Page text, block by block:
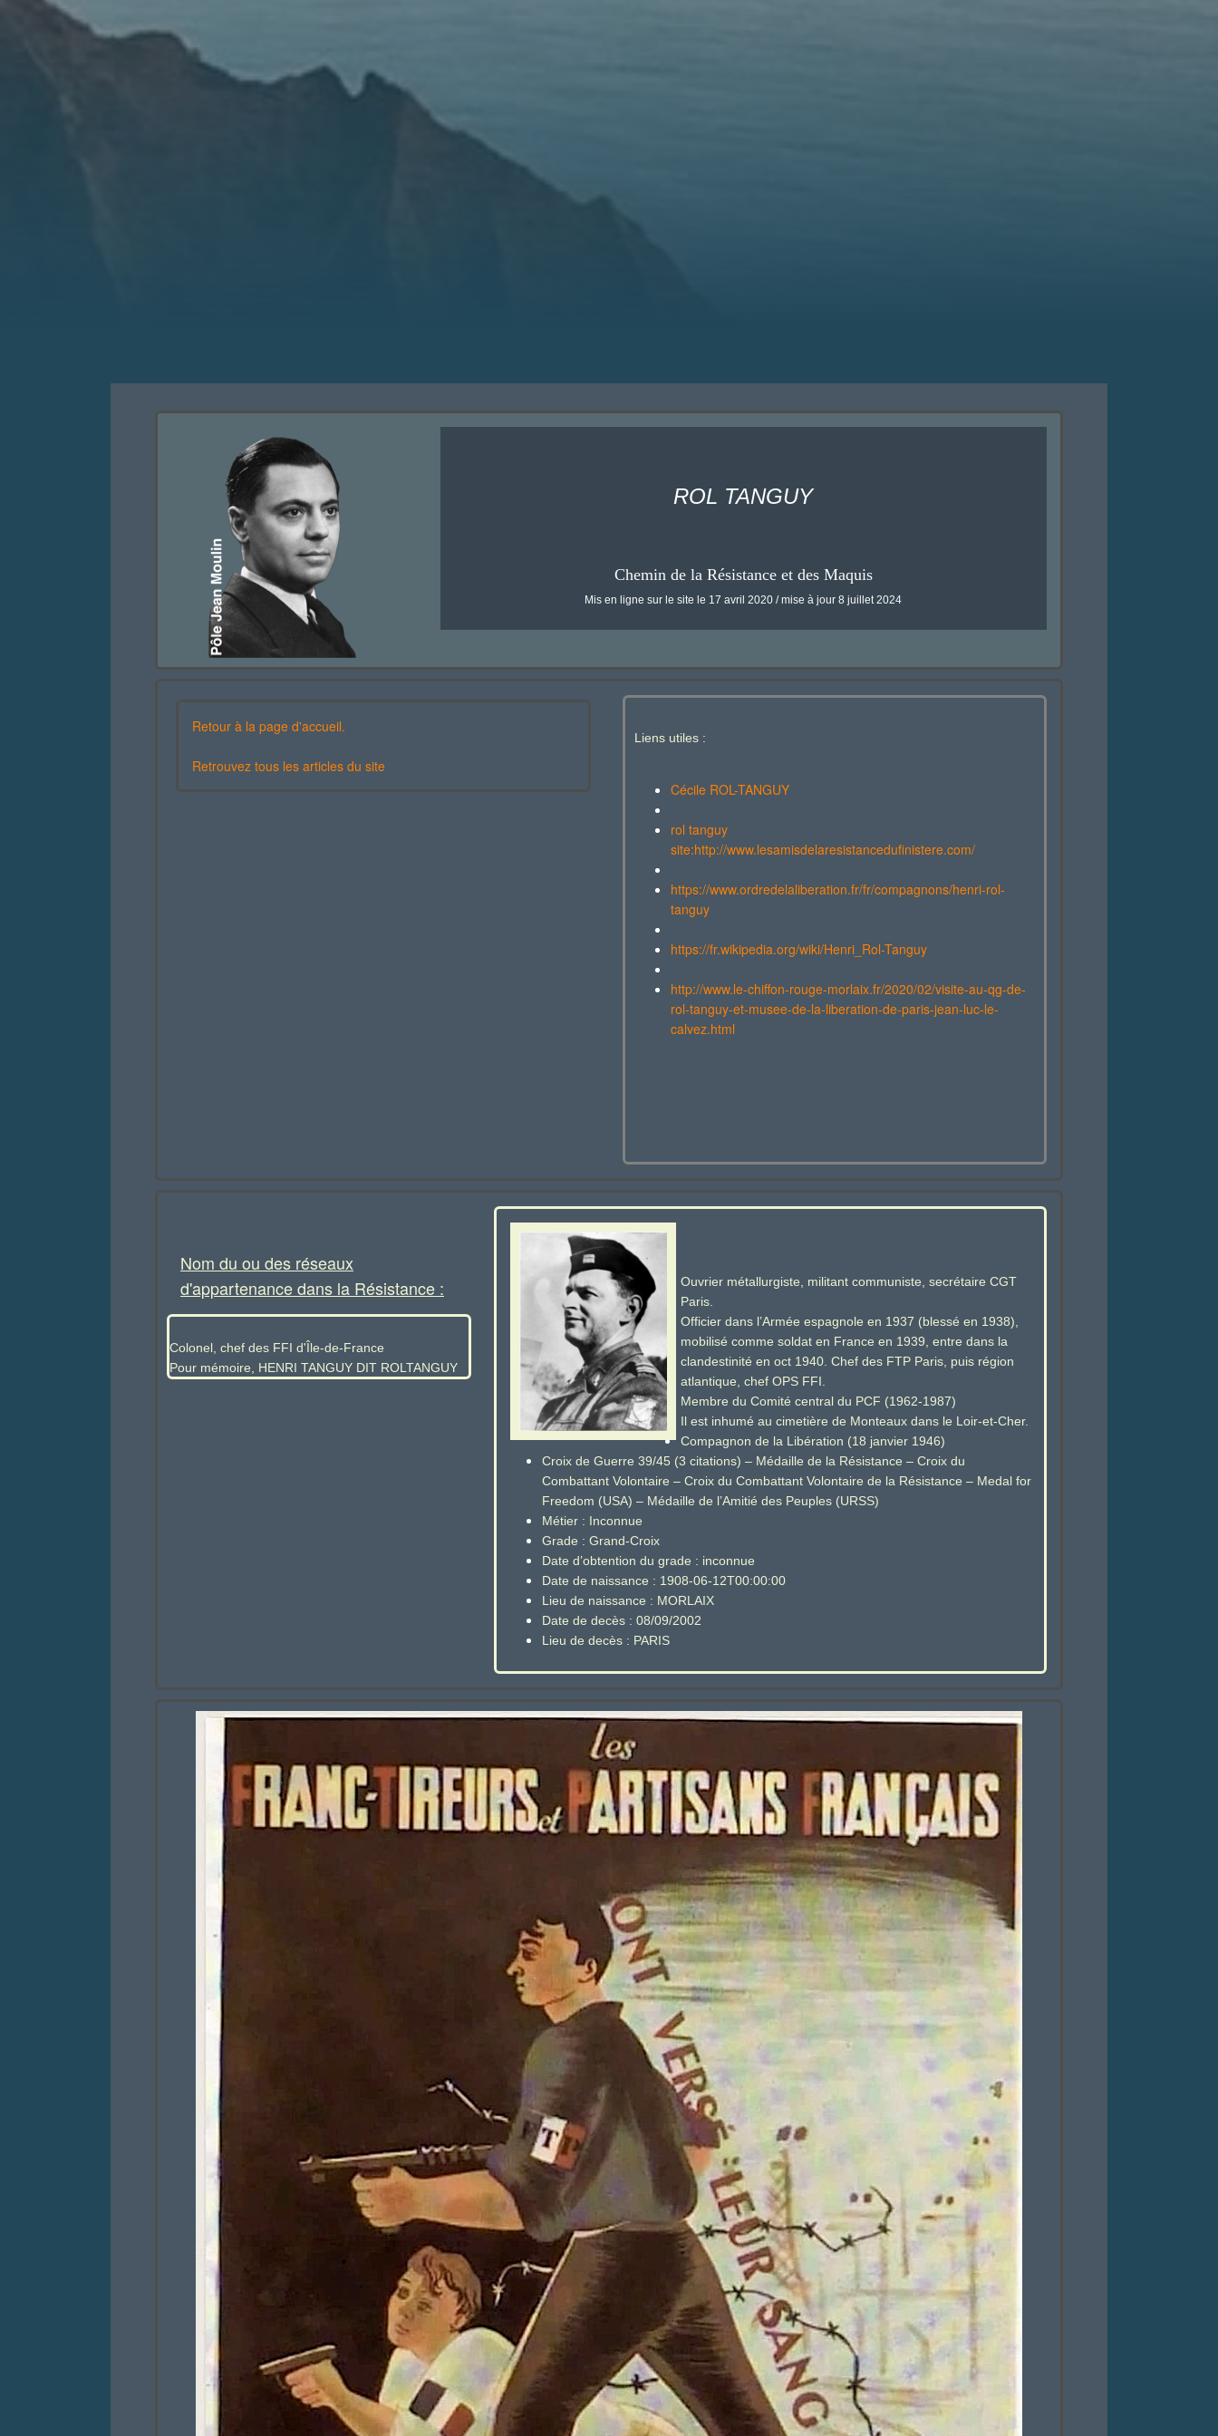
ROL TANGUY
Chemin de la Résistance et des Maquis
Mis en ligne sur le site le 17 avril 2020 / mise à jour 8 juillet 2024
Retour à la page d'accueil.
Retrouvez tous les articles du site
Liens utiles :
Cécile ROL-TANGUY
rol tanguy
site:http://www.lesamisdelaresistancedufinistere.com/
https://www.ordredelaliberation.fr/fr/compagnons/henri-rol-
tanguy
https://fr.wikipedia.org/wiki/Henri_Rol-Tanguy
http://www.le-chiffon-rouge-morlaix.fr/2020/02/visite-au-qg-de-
rol-tanguy-et-musee-de-la-liberation-de-paris-jean-luc-le-
calvez.html
Nom du ou des réseaux
d'appartenance dans la Résistance :
Colonel, chef des FFI d'Île-de-France
Pour mémoire, HENRI TANGUY DIT ROLTANGUY
Ouvrier métallurgiste, militant communiste, secrétaire CGT
Paris.
Officier dans l’Armée espagnole en 1937 (blessé en 1938),
mobilisé comme soldat en France en 1939, entre dans la
clandestinité en oct 1940. Chef des FTP Paris, puis région
atlantique, chef OPS FFI.
Membre du Comité central du PCF (1962-1987)
Il est inhumé au cimetière de Monteaux dans le Loir-et-Cher.
Compagnon de la Libération (18 janvier 1946)
Croix de Guerre 39/45 (3 citations) – Médaille de la Résistance – Croix du
Combattant Volontaire – Croix du Combattant Volontaire de la Résistance – Medal for
Freedom (USA) – Médaille de l’Amitié des Peuples (URSS)
Métier : Inconnue
Grade : Grand-Croix
Date d’obtention du grade : inconnue
Date de naissance : 1908-06-12T00:00:00
Lieu de naissance : MORLAIX
Date de decès : 08/09/2002
Lieu de decès : PARIS